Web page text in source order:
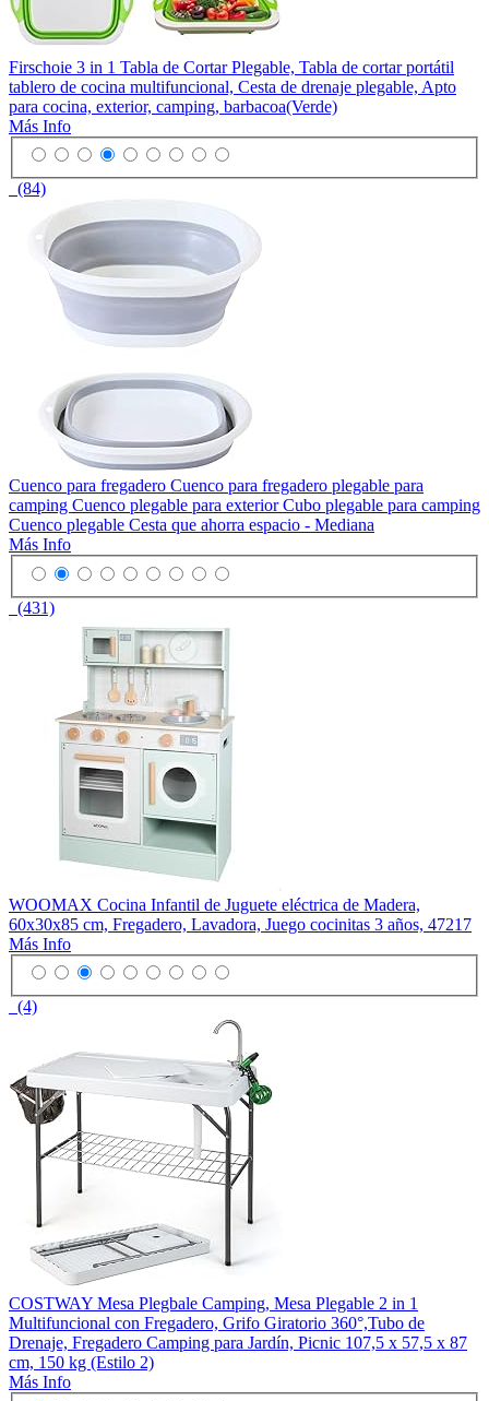
Firschoie 3 in 1 Tabla de Cortar Plegable, Tabla de cortar portátil
tablero de cocina multifuncional, Cesta de drenaje plegable, Apto
para cocina, exterior, camping, barbacoa(Verde)
Más Info
(84)
Cuenco para fregadero Cuenco para fregadero plegable para
camping Cuenco plegable para exterior Cubo plegable para camping
Cuenco plegable Cesta que ahorra espacio - Mediana
Más Info
(431)
WOOMAX Cocina Infantil de Juguete eléctrica de Madera,
60x30x85 cm, Fregadero, Lavadora, Juego cocinitas 3 años, 47217
Más Info
(4)
COSTWAY Mesa Plegbale Camping, Mesa Plegable 2 in 1
Multifuncional con Fregadero, Grifo Giratorio 360°,Tubo de
Drenaje, Fregadero Camping para Jardín, Picnic 107,5 x 57,5 x 87
cm, 150 kg (Estilo 2)
Más Info